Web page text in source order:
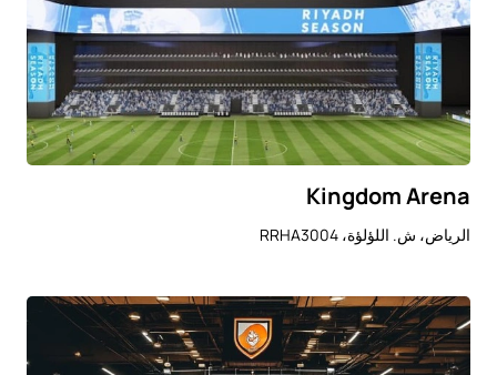
Kingdom Arena
الرياض، ش. اللؤلؤة، RRHA3004